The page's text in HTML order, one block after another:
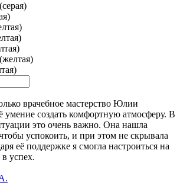
врачебное мастерство Юлии
умение создать комфортную атмосферу. В
это очень важно. Она нашла
успокоить, и при этом не скрывала
её поддержке я смогла настроиться на
успех.